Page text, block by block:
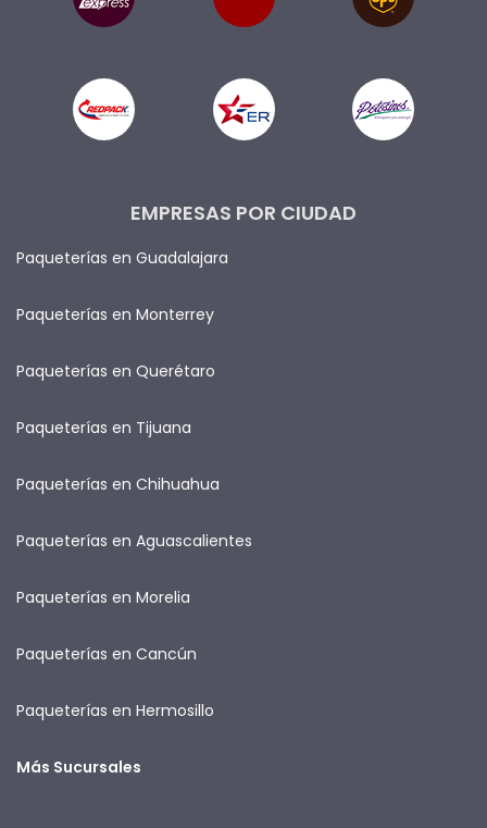
EMPRESAS POR CIUDAD
Paqueterías en Guadalajara
Paqueterías en Monterrey
Paqueterías en Querétaro
Paqueterías en Tijuana
Paqueterías en Chihuahua
Paqueterías en Aguascalientes
Paqueterías en Morelia
Paqueterías en Cancún
Paqueterías en Hermosillo
Más Sucursales